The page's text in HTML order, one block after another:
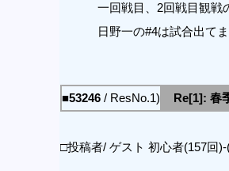
一回戦目、2回戦目観戦
日野一の#4は試合出て
■53246/ ResNo.1)
Re[1]: 春
□投稿者/ ゲスト 初心者(157回